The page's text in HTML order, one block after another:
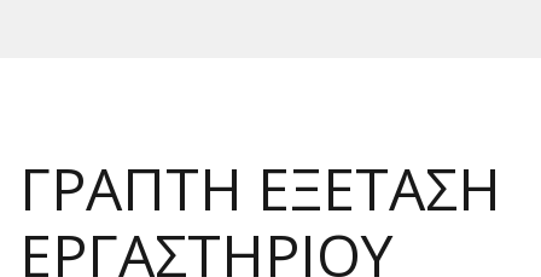
ΓΡΑΠΤΗ ΕΞΕΤΑΣΗ
ΕΡΓΑΣΤΗΡΙΟΥ